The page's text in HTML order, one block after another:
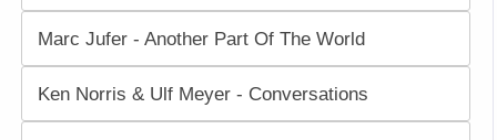
Marc Jufer - Another Part Of The World
Ken Norris & Ulf Meyer - Conversations